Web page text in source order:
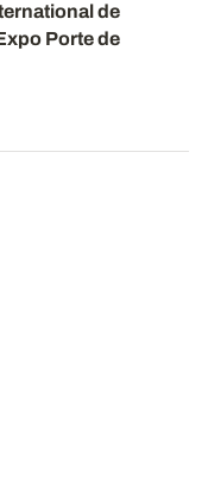
de
Porte de